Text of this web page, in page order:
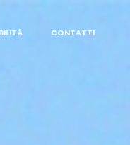
CONTATTI